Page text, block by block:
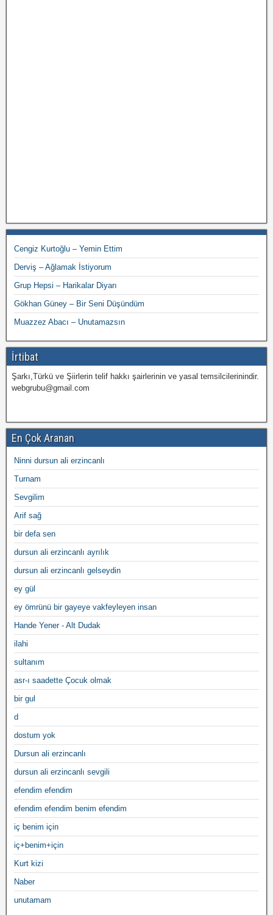
Cengiz Kurtoğlu – Yemin Ettim
Derviş – Ağlamak İstiyorum
Grup Hepsi – Harikalar Diyarı
Gökhan Güney – Bir Seni Düşündüm
Muazzez Abacı – Unutamazsın
İrtibat
Şarkı,Türkü ve Şiirlerin telif hakkı şairlerinin ve yasal temsilcilerinindir.
webgrubu@gmail.com
En Çok Aranan
Ninni dursun ali erzincanlı
Turnam
Sevgilim
Arif sağ
bir defa sen
dursun ali erzincanlı ayrılık
dursun ali erzincanlı gelseydin
ey gül
ey ömrünü bir gayeye vakfeyleyen insan
Hande Yener - Alt Dudak
ilahi
sultanım
asr-ı saadette Çocuk olmak
bir gul
d
dostum yok
Dursun ali erzincanlı
dursun ali erzincanlı sevgili
efendim efendim
efendim efendim benim efendim
iç benim için
iç+benim+için
Kurt kizi
Naber
unutamam